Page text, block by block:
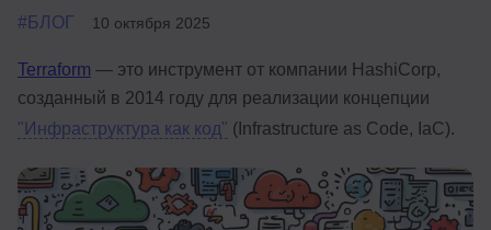
#БЛОГ 10 октября 2025
Terraform — это инструмент от компании HashiCorp,
созданный в 2014 году для реализации концепции
"Инфраструктура как код" (Infrastructure as Code, IaC).
Разработка
Маркетинг
Дизайн
Аналитика